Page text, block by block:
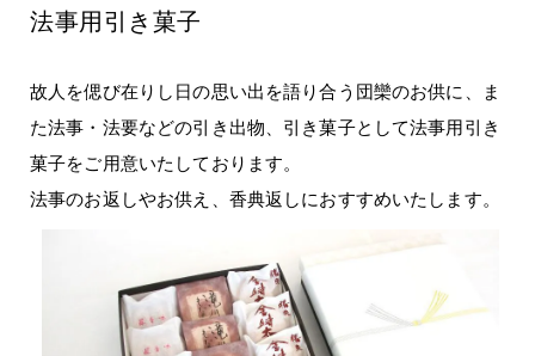
法事用引き菓子
故人を偲び在りし日の思い出を語り合う団欒のお供に、ま
た法事・法要などの引き出物、引き菓子として法事用引き
菓子をご用意いたしております。
法事のお返しやお供え、香典返しにおすすめいたします。